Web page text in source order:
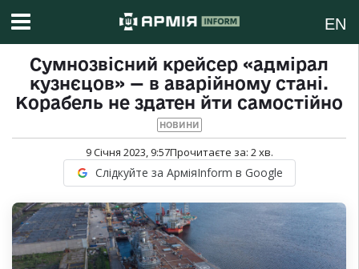
EN
Сумнозвісний крейсер «адмірал
кузнєцов» — в аварійному стані.
Корабель не здатен йти самостійно
НОВИНИ
9 Січня 2023, 9:57Прочитаєте за: 2хв.
Слідкуйте за АрміяInform в Google